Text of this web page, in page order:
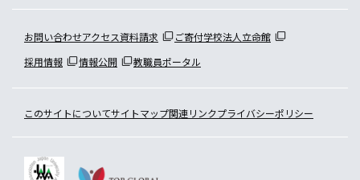
お問い合わせアクセス資料請求 ご寄付学校法人立命館
採用情報
情報公開 教職員ポータル
このサイトについてサイトマップ関連リンクプライバシーポリシー